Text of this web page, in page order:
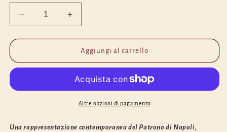
Diminuisci
quantità
per
Gennaro
h
Aumenta
quantità
per
San
Gennaro
(classico)
h
15
Aggiungi al carrello
Altre opzioni di pagamento
Una rappresentazione contemporanea del Patrono di Napoli,